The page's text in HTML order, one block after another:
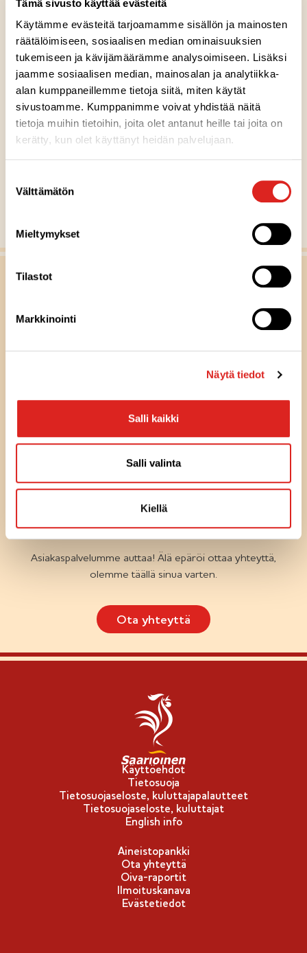
Tämä sivusto käyttää evästeitä
Käytämme evästeitä tarjoamamme sisällön ja mainosten
räätälöimiseen, sosiaalisen median ominaisuuksien
tukemiseen ja kävijämäärämme analysoimiseen. Lisäksi
jaamme sosiaalisen median, mainosalan ja analytiikka-
alan kumppaneillemme tietoja siitä, miten käytät
sivustoamme. Kumppanimme voivat yhdistää näitä
tietoja muihin tietoihin, joita olet antanut heille tai joita on
kerätty, kun olet käyttänyt heidän palvelujaan.
valinta
Välttämätön
Mieltymykset
Tilastot
Markkinointi
Näytä tiedot
Salli kaikki
Salli valinta
Kiellä
Reseptin tuotteet
Rosolli 700 g
G
Gluteeniton L RK
Runsaskuituinen LO VSopii vegaaniseen ruokavalioon
H
y
-
k
k
i
MUUT RESEPTIVINKIT
Olemme
KYSYTTÄVÄÄ TUOTTEISTA TAI
RESEPTEISTÄ
Asiakaspalvelumme auttaa! Älä epäröi ottaa yhteyttä,
olemme täällä sinua varten.
Ota yhteyttä
Käyttöehdot
Tietosuoja
Tietosuojaseloste, kuluttajapalautteet
Tietosuojaseloste, kuluttajat
English info
Aineistopankki
Ota yhteyttä
Oiva-raportit
Ilmoituskanava
Evästetiedot